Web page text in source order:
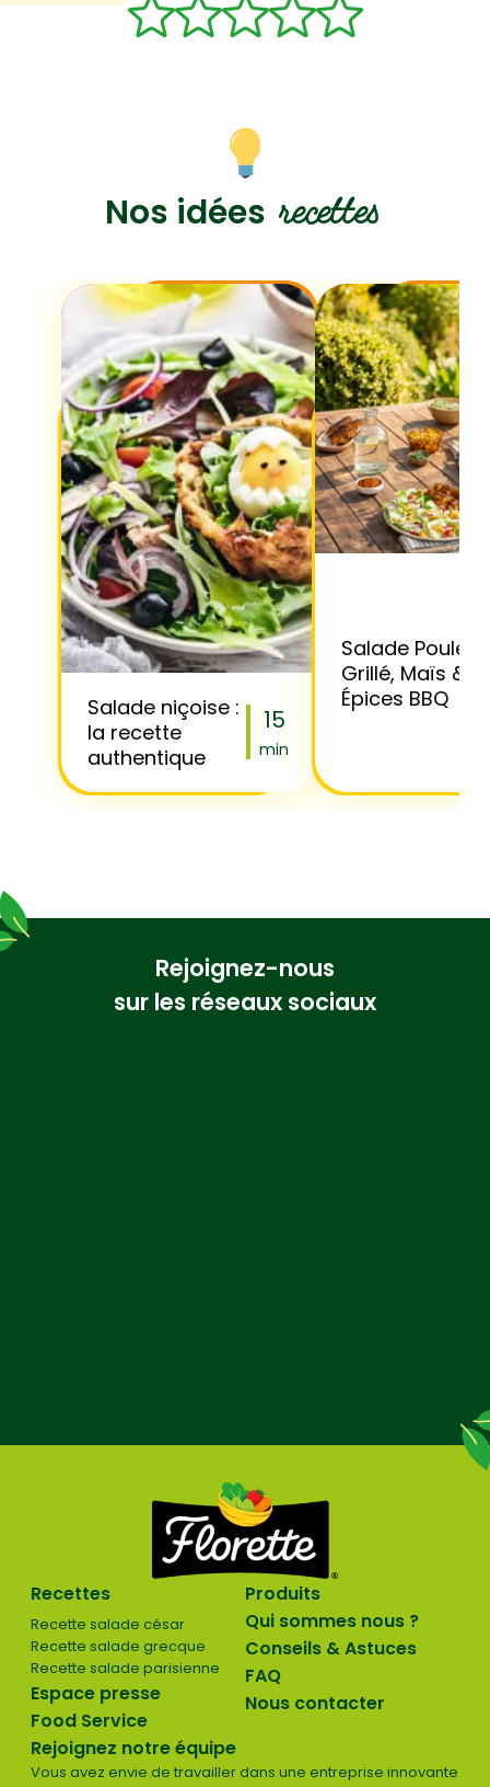
Nos idées recettes
Salade niçoise :
la recette
authentique
15
min
Salade Poulet
Grillé, Maïs &
Épices BBQ
Rejoignez-nous
sur les réseaux sociaux
Recettes
Recette salade césar
Recette salade grecque
Recette salade parisienne
Espace presse
Food Service
Produits
Qui sommes nous ?
Conseils & Astuces
FAQ
Nous contacter
Rejoignez notre équipe
Vous avez envie de travailler dans une entreprise innovante